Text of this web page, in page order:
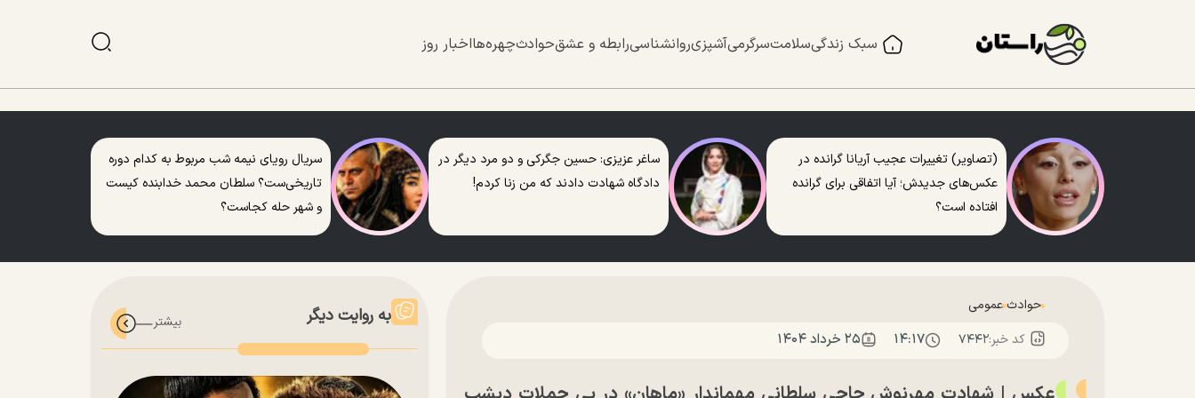
سبک زندگیسلامتسرگرمیآشپزیروانشناسیرابطه و عشقحوادثچهره‌هااخبار روز
(تصاویر) تغییرات عجیب آریانا گرانده در
عکس‌های جدیدش؛ آیا اتفاقی برای گرانده
افتاده است؟
ساغر عزیزی: حسین جگرکی و دو مرد دیگر در
دادگاه شهادت دادند که من زنا کردم!
سریال رویای نیمه شب مربوط به کدام دوره
تاریخی‌ست؟ سلطان محمد خدابنده کیست
و شهر حله کجاست؟
حوادث عمومی
کد خبر:۷۴۴۲ ۱۴:۱۷ ۲۵ خرداد ۱۴۰۴
به روایت دیگر